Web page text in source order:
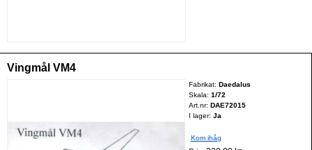
Vingmål VM4
Fabrikat:Daedalus
Skala:1/72
Art.nr:DAE72015
I lager: Ja
Kom ihåg